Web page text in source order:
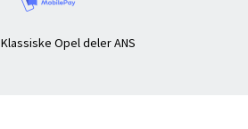
Opel deler ANS